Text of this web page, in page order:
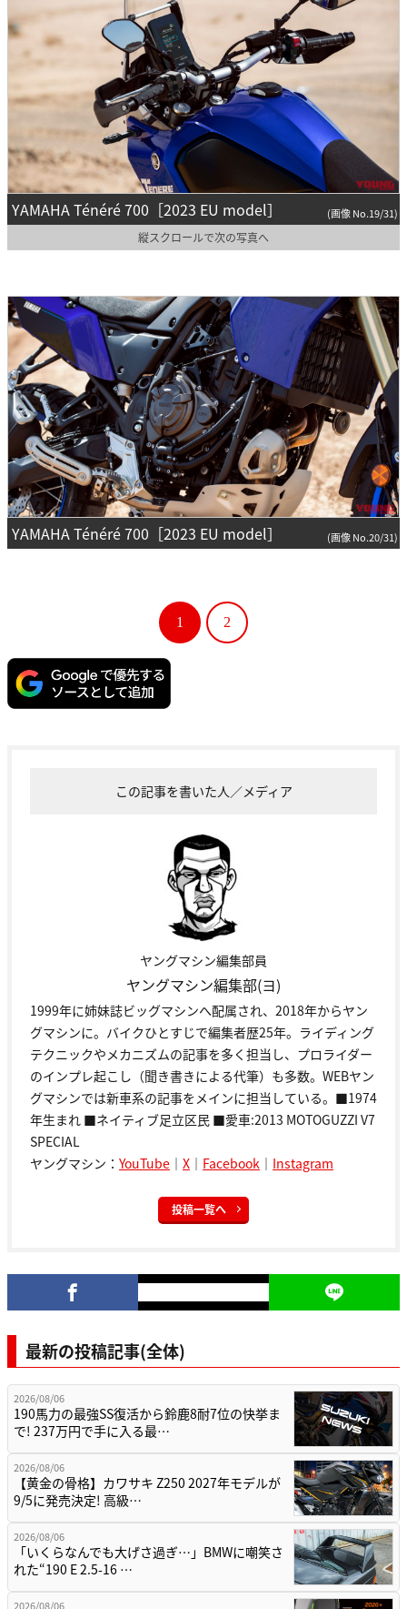
YAMAHA Ténéré 700［2023 EU model］ (画像 No.19/31)
縦スクロールで次の写真へ
YAMAHA Ténéré 700［2023 EU model］ (画像 No.20/31)
1 2
この記事を書いた人／メディア
ヤングマシン編集部員
ヤングマシン編集部(ヨ)
1999年に姉妹誌ビッグマシンへ配属され、2018年からヤン
グマシンに。バイクひとすじで編集者歴25年。ライディング
テクニックやメカニズムの記事を多く担当し、プロライダー
のインプレ起こし（聞き書きによる代筆）も多数。WEBヤン
グマシンでは新車系の記事をメインに担当している。■1974
年生まれ ■ネイティブ足立区民 ■愛車:2013 MOTOGUZZI V7
SPECIAL
ヤングマシン： YouTube ｜ X ｜ Facebook ｜ Instagram
投稿一覧へ
最新の投稿記事(全体)
2026/08/06
190馬力の最強SS復活から鈴鹿8耐7位の快挙ま
で! 237万円で手に入る最…
2026/08/06
【黄金の骨格】カワサキ Z250 2027年モデルが
9/5に発売決定! 高級…
2026/08/06
「いくらなんでも大げさ過ぎ…」BMWに嘲笑さ
れた“190 E 2.5-16 …
2026/08/06